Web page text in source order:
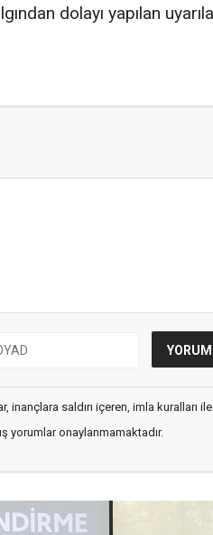
saldırı içeren, imla kuralları ile
yorumlar onaylanmamaktadır.